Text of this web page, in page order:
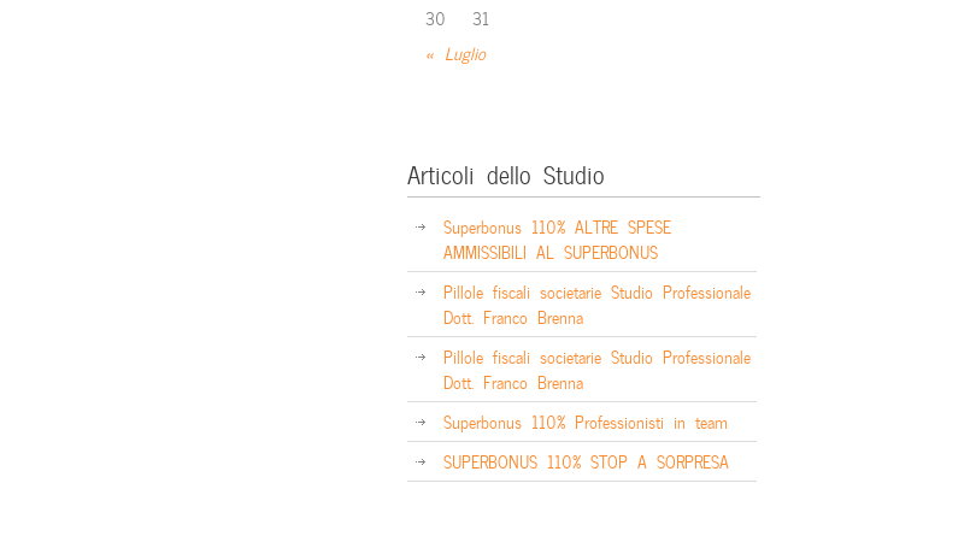
« Luglio
30
31
Articoli dello Studio
Superbonus 110% ALTRE SPESE
AMMISSIBILI AL SUPERBONUS
Pillole fiscali societarie Studio Professionale
Dott. Franco Brenna
Pillole fiscali societarie Studio Professionale
Dott. Franco Brenna
Superbonus 110% Professionisti in team
SUPERBONUS 110% STOP A SORPRESA